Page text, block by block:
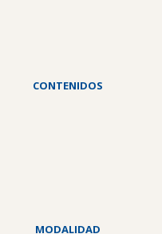
CONTENIDOS
MODALIDAD